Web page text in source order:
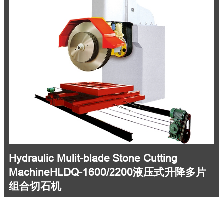
Hydraulic Mulit-blade Stone Cutting
MachineHLDQ-1600/2200液压式升降多片
组合切石机